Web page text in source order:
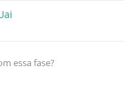
essa fase?